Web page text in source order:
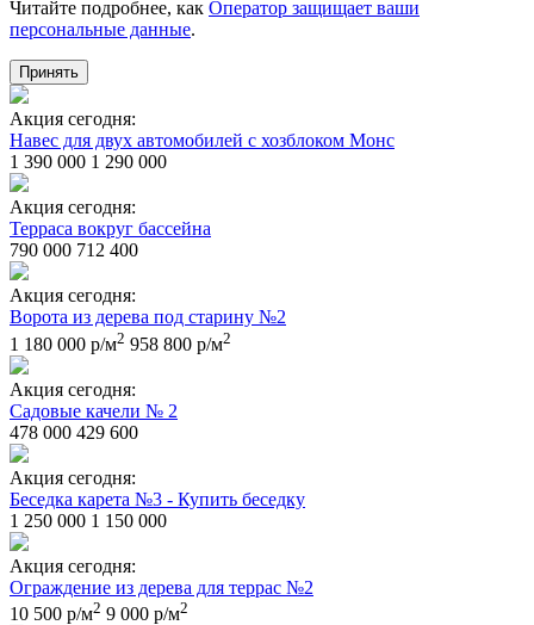
Читайте подробнее, как Оператор защищает ваши
персональные данные.
Принять
Акция сегодня:
Навес для двух автомобилей с хозблоком Монс
1 390 000 1 290 000
Акция сегодня:
Терраса вокруг бассейна
790 000 712 400
Акция сегодня:
Ворота из дерева под старину №2
1 180 000 р/м2 958 800 р/м2
Акция сегодня:
Садовые качели № 2
478 000 429 600
Акция сегодня:
Беседка карета №3 - Купить беседку
1 250 000 1 150 000
Акция сегодня:
Ограждение из дерева для террас №2
10 500 р/м2 9 000 р/м2